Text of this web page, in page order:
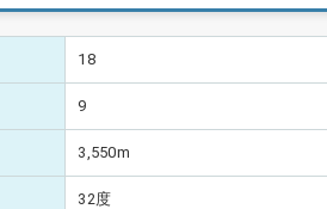
18
9
3,550m
32度